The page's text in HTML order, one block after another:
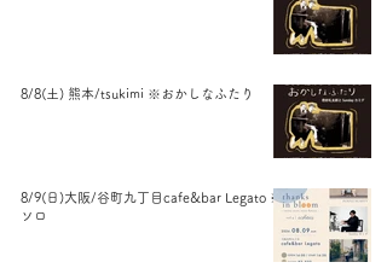
8/8(土) 熊本/tsukimi ※おかしなふたり
8/9(日)大阪/谷町九丁目cafe&bar Legato ※
ソロ